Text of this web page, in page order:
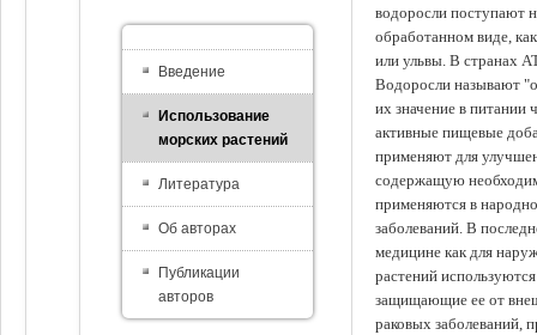
водоросли поступают
обработанном виде,
или ульвы. В странах
Водоросли называют
их значение в питании
активные пищевые
применяют для
содержащую
применяются в
заболеваний. В
медицине как для
растений
защищающие ее от
раковых заболеваний,
Введение
Использование
морских растений
Литература
Об авторах
Публикации
авторов